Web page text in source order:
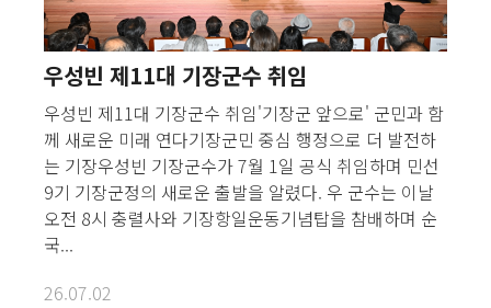
우성빈 제11대 기장군수 취임
우성빈 제11대 기장군수 취임'기장군 앞으로' 군민과 함
께 새로운 미래 연다기장군민 중심 행정으로 더 발전하
는 기장우성빈 기장군수가 7월 1일 공식 취임하며 민선
9기 기장군정의 새로운 출발을 알렸다. 우 군수는 이날
오전 8시 충렬사와 기장항일운동기념탑을 참배하며 순
국...
26.07.02